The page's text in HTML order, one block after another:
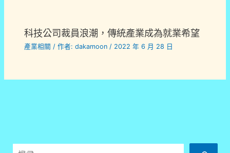
科技公司裁員浪潮，傳統產業成為就業希望
產業相關 / 作者:dakamoon/ 2022 年 6 月 28 日
搜